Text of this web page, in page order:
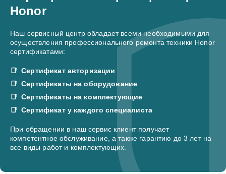
Honor
Наш сервисный центр обладает всеми необходимыми для
осуществления профессионального ремонта техники Honor
сертификатами:
Сертификат авторизации
Сертификаты на оборудование
Сертификаты на комплектующие
Сертификат у каждого специалиста
При обращении в наш сервис клиент получает
компетентное обслуживание, а также гарантию до 3 лет на
все виды работ и комплектующих.